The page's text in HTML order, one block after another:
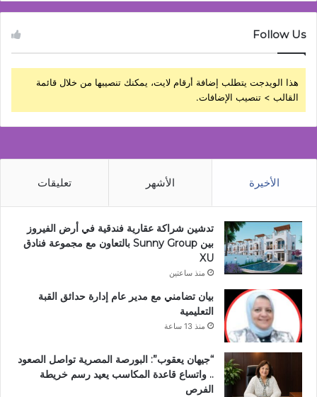
Follow Us
هذا الويدجت يتطلب إضافة أرقام لايت، يمكنك تنصيبها من خلال قائمة
القالب > تنصيب الإضافات.
الأخيرة الأشهر تعليقات
تدشين شراكة عقارية فندقية في أرض الفيروز
بين Sunny Group بالتعاون مع مجموعة فنادق
XU
منذ ساعتين
بيان تضامني مع مدير عام إدارة حدائق القبة
التعليمية
منذ 13 ساعة
“جيهان يعقوب”: البورصة المصرية تواصل الصعود
.. واتساع قاعدة المكاسب يعيد رسم خريطة
الفرص